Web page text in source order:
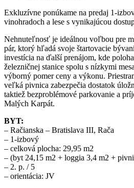
Exkluzívne ponúkame na predaj 1-
vinohradoch a lese s vynikajúcou
Nehnuteľnosť je ideálnou voľbou pre
pár, ktorý hľadá svoje štartovacie
investícia na ďalší prenájom, kde
železničnej stanice spolu s nízkymi
výborný pomer ceny a výkonu.
veľká pivnica zabezpečia dostatok
taktiež bezproblémové parkovanie a
Malých Karpát.
BYT:
– Račianska – Bratislava III, Rača
– 1-izbový
– celková plocha: 29,95 m2
– (byt 24,15 m2 + loggia 3,4 m2 +
– 2. p. / 5
– orientácia: JV